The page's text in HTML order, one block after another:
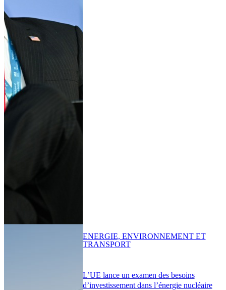
L’UE lance un examen des besoins
d’investissement dans l’énergie nucléaire
ENERGIE, ENVIRONNEMENT ET
TRANSPORT